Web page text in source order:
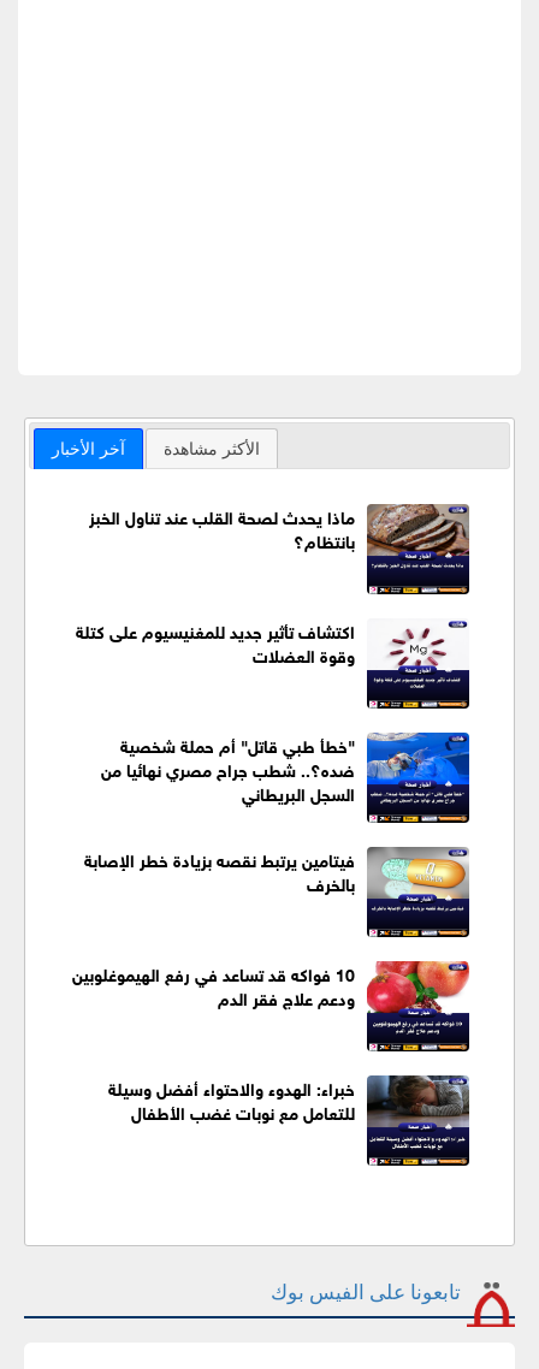
آخر الأخبار الأكثر مشاهدة
ماذا يحدث لصحة القلب عند تناول الخبز
بانتظام؟
اكتشاف تأثير جديد للمغنيسيوم على كتلة
وقوة العضلات
"خطأ طبي قاتل" أم حملة شخصية
ضده؟.. شطب جراح مصري نهائيا من
السجل البريطاني
فيتامين يرتبط نقصه بزيادة خطر الإصابة
بالخرف
10 فواكه قد تساعد في رفع الهيموغلوبين
ودعم علاج فقر الدم
خبراء: الهدوء والاحتواء أفضل وسيلة
للتعامل مع نوبات غضب الأطفال
تابعونا على الفيس بوك